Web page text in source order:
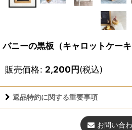
バニーの黒板（キャロットケーキ
販売価格: 2,200円(税込)
返品特約に関する重要事項
お問い合